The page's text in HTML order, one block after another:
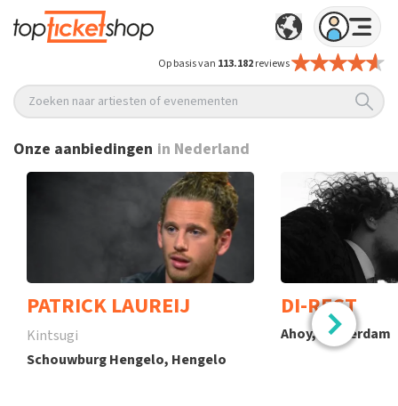
Op basis van 113.182reviews
Zoeken naar artiesten of evenementen
Onze aanbiedingen in Nederland
PATRICK LAUREIJ
Kintsugi
Schouwburg Hengelo, Hengelo
DI-RECT
Ahoy, Rotterdam